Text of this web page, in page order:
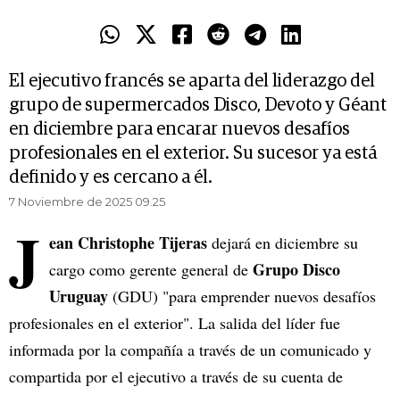
El ejecutivo francés se aparta del liderazgo del
grupo de supermercados Disco, Devoto y Géant
en diciembre para encarar nuevos desafíos
profesionales en el exterior. Su sucesor ya está
definido y es cercano a él.
7 Noviembre de 2025 09.25
J ean Christophe Tijeras dejará en diciembre su
cargo como gerente general de Grupo Disco
Uruguay (GDU) "para emprender nuevos desafíos
profesionales en el exterior". La salida del líder fue
informada por la compañía a través de un comunicado y
compartida por el ejecutivo a través de su cuenta de